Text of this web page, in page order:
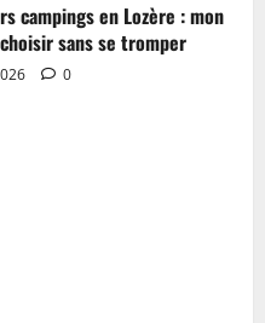
campings en Lozère : mon
sans se tromper
0